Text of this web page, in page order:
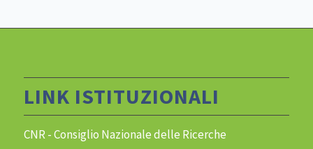
LINK ISTITUZIONALI
CNR - Consiglio Nazionale delle Ricerche